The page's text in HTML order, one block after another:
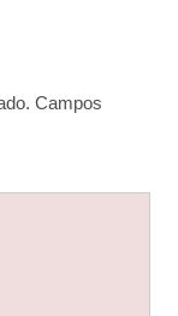
Campos